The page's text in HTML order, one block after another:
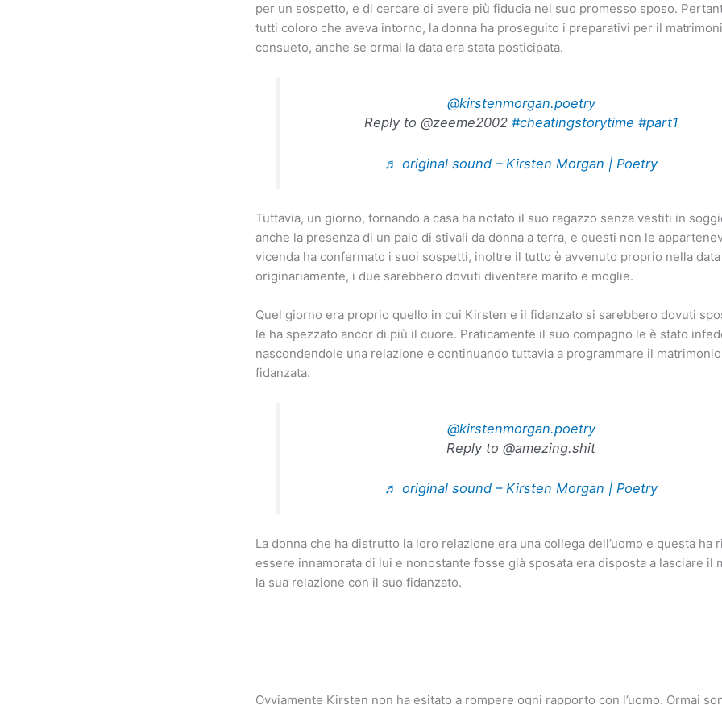
per un sospetto, e di cercare di avere più fiducia nel suo promesso sposo.
tutti coloro che aveva intorno, la donna ha proseguito i preparativi per il
consueto, anche se ormai la data era stata posticipata.
@kirstenmorgan.poetry
Reply to @zeeme2002 #cheatingstorytime #part1
♬ original sound – Kirsten Morgan | Poetry
Tuttavia, un giorno, tornando a casa ha notato il suo ragazzo senza vestiti in
anche la presenza di un paio di stivali da donna a terra, e questi non le
vicenda ha confermato i suoi sospetti, inoltre il tutto è avvenuto proprio nella
originariamente, i due sarebbero dovuti diventare marito e moglie.
Quel giorno era proprio quello in cui Kirsten e il fidanzato si sarebbero dovuti
le ha spezzato ancor di più il cuore. Praticamente il suo compagno le è stato
nascondendole una relazione e continuando tuttavia a programmare il
fidanzata.
@kirstenmorgan.poetry
Reply to @amezing.shit
♬ original sound – Kirsten Morgan | Poetry
La donna che ha distrutto la loro relazione era una collega dell’uomo e questa ha
essere innamorata di lui e nonostante fosse già sposata era disposta a lasciare il
la sua relazione con il suo fidanzato.
Ovviamente Kirsten non ha esitato a rompere ogni rapporto con l’uomo. Ormai